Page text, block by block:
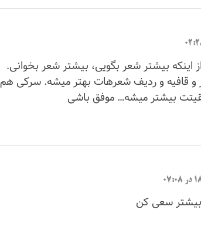
بیشتر شعر بگویی، بیشتر شعر بخوانی.
قافیه و ردیف شعرهات بهتر میشه. سرکی هم
بیشتر میشه… موفق باشی
سعی کن